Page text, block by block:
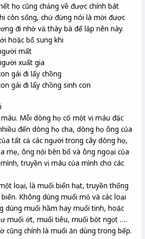
họ cũng chảng về được chính bát
còn sống, chứ đừng nói là mời được
đi nhờ vả thày bà để lập nên này.
hoặc bổ sung khi
mất
xuất gia
gái đi lấy chồng
gái đi lấy chồng sinh con
Mỗi dòng họ có một vị máu đặc
đến dòng họ cha, dòng họ ông của
tất cả các người trong cây dòng họ,
mẹ, ông nội bên bố và ông ngoại của
truyền vị máu của mình cho các
loại, là muối biển hạt, truyền thống
Không dùng muối mỏ và các loại
dùng muối hầm hay muối tinh, hoặc
muối ớt, muối tiêu, muối bột ngọt ….
cũng chính là muối ăn dùng trong bếp.